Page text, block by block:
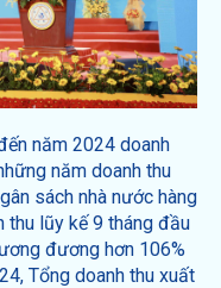
năm 2024 doanh
năm doanh thu
sách nhà nước hàng
thu lũy kế 9 tháng đầu
đương hơn 106%
Tổng doanh thu xuất